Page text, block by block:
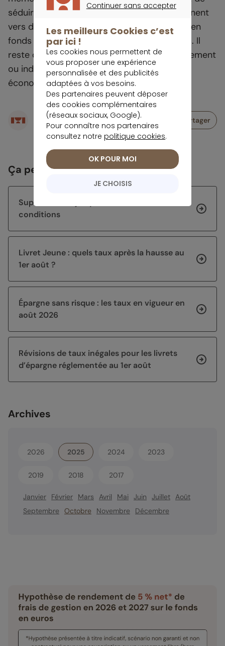
séduire, de plus en plus de ménages se tournent
vers des livrets alternatifs, d’assurances vie en
fonds euros ou d’investissements diversifiés. Il
reste que ces produits sont exposés, directement
ou indirectement, aux conditions macro-
économiques.
Écrit par
Rédaction meilleurtaux Placement
Partager
Ça peut vous intéresser
Super-livrets : jusqu’à 5% brut, sous
conditions
Livret Jeune : quels taux après la hausse au
1er août ?
Épargne sans risque : les taux en vigueur en
août 2026
Révisions de taux inégales pour les livrets
d’épargne réglementée au 1er août
Archives
2026 2025 2024 2023
2019 2018 2017
Janvier Février Mars Avril Mai Juin Juillet Août
Septembre
Octobre Novembre Décembre
Continuer sans accepter
Les meilleurs Cookies c’est
par ici !
Les cookies nous permettent de
vous proposer une expérience
personnalisée et des publicités
adaptées à vos besoins.
Des partenaires peuvent déposer
des cookies complémentaires
(réseaux sociaux, Google).
Pour connaître nos partenaires
consultez notre politique cookies.
JE CHOISIS
OK POUR MOI